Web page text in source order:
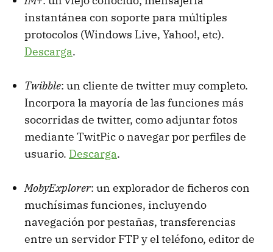
instantánea con soporte para múltiples
protocolos (Windows Live, Yahoo!, etc).
Descarga.
Twibble: un cliente de twitter muy completo.
Incorpora la mayoría de las funciones más
socorridas de twitter, como adjuntar fotos
mediante TwitPic o navegar por perfiles de
usuario. Descarga.
MobyExplorer: un explorador de ficheros con
muchísimas funciones, incluyendo
navegación por pestañas, transferencias
entre un servidor FTP y el teléfono, editor de